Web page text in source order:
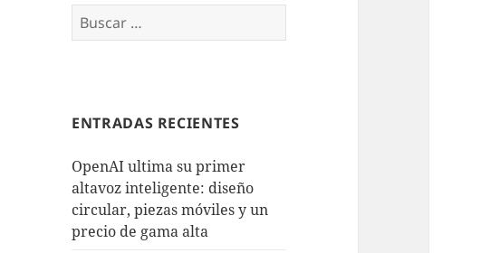
Buscar:
ENTRADAS RECIENTES
OpenAI ultima su primer
altavoz inteligente: diseño
circular, piezas móviles y un
precio de gama alta